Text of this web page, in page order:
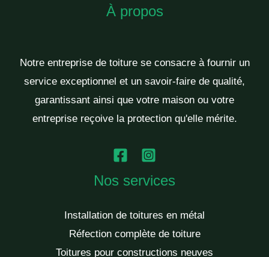
À propos
Notre entreprise de toiture se consacre à fournir un
service exceptionnel et un savoir-faire de qualité,
garantissant ainsi que votre maison ou votre
entreprise reçoive la protection qu'elle mérite.
Nos services
Installation de toitures en métal
Réfection complète de toiture
Toitures pour constructions neuves